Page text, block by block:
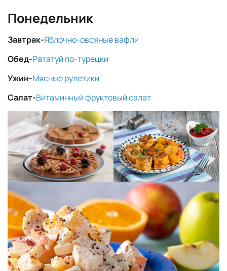
Понедельник
Завтрак-Яблочно-овсяные вафли
Обед-Рататуй по-турецки
Ужин-Мясные рулетики
Салат-Витаминный фруктовый салат